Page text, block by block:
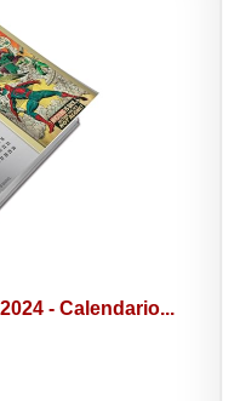
- Calendario...